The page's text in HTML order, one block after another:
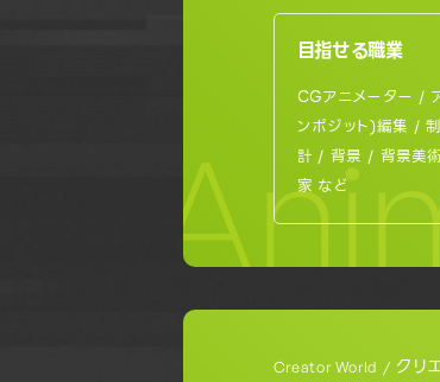
目指せる職業
CGアニメーター /
ンポジット)編集 /
計 / 背景 / 背景美
家 など
Creator World / クリ